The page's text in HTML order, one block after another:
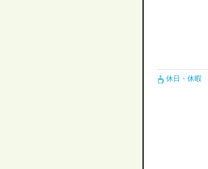
休日・休暇